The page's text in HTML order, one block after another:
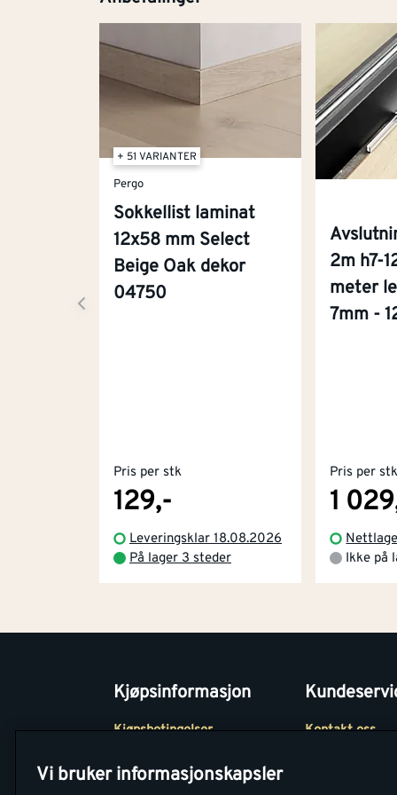
+ 51 VARIANTER
Pergo
Sokkellist laminat
12x58 mm Select
Beige Oak dekor
04750
Pris per stk
129,-
Leveringsklar 18.08.2026
På lager 3 steder
2m h7-
meter
7mm -
Pris per stk
1
Ikke på
Kjøpsinformasjon
Kjøpsbetingelser
Betaling
Kontakt oss
Vi bruker informasjonskapsler